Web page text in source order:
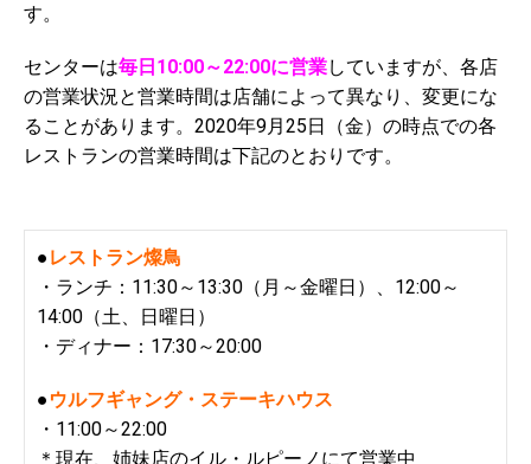
す。
センターは毎日10:00～22:00に営業していますが、各店
の営業状況と営業時間は店舗によって異なり、変更にな
ることがあります。2020年9月25日（金）の時点での各
レストランの営業時間は下記のとおりです。
● レストラン燦鳥
・ランチ：11:30～13:30（月～金曜日）、12:00～
14:00（土、日曜日）
・ディナー：17:30～20:00
● ウルフギャング・ステーキハウス
・11:00～22:00
＊現在、姉妹店のイル・ルピーノにて営業中